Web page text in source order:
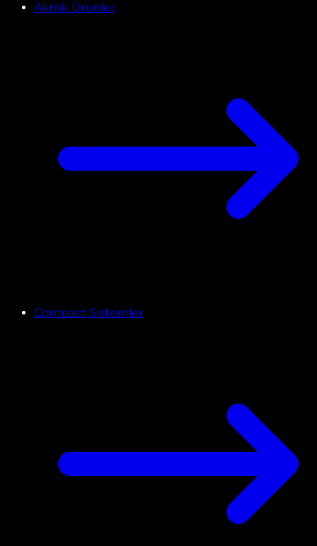
Akrilik Ürünler
Compact Sistemler